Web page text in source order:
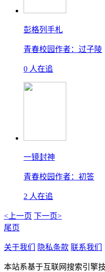
彭格列手札
青春校园作者：过子陵
0 人在追
一镜封神
青春校园作者：初答
2 人在追
<上一页 下一页>
尾页
关于我们 隐私条款 联系我们
本站系基于互联网搜索引擎